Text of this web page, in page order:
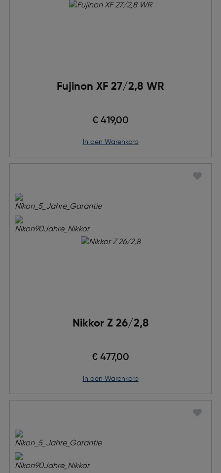
Fujinon XF 27/2,8 WR
€ 419,00
in den Warenkorb
Nikkor Z 26/2,8
€ 477,00
in den Warenkorb